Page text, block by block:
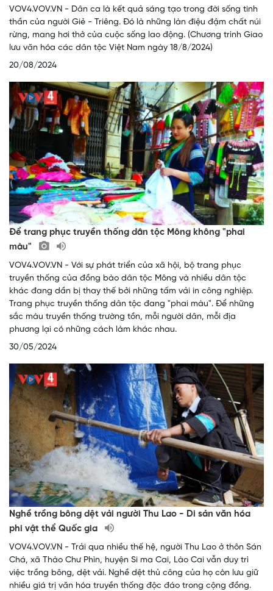
VOV4.VOV.VN - Dân ca là kết quả sáng tạo trong đời sống tinh
thần của người Giẻ - Triêng. Đó là những làn điệu đậm chất núi
rừng, mang hơi thở của cuộc sống lao động. (Chương trình Giao
lưu văn hóa các dân tộc Việt Nam ngày 18/8/2024)
20/08/2024
Để trang phục truyền thống dân tộc Mông không "phai
màu"
VOV4.VOV.VN - Với sự phát triển của xã hội, bộ trang phục
truyền thống của đồng bào dân tộc Mông và nhiều dân tộc
khác đang dần bị thay thế bởi những tấm vải in công nghiệp.
Trang phục truyền thống dân tộc đang "phai màu". Để những
sắc màu truyền thống trường tồn, mỗi người dân, mỗi địa
phương lại có những cách làm khác nhau.
30/05/2024
Nghề trồng bông dệt vải người Thu Lao - Di sản văn hóa
phi vật thể Quốc gia
VOV4.VOV.VN - Trải qua nhiều thế hệ, người Thu Lao ở thôn Sán
Chá, xã Thào Chư Phìn, huyện Si ma Cai, Lào Cai vẫn duy trì
việc trồng bông, dệt vải. Nghề dệt thủ công của họ còn lưu giữ
nhiều giá trị văn hóa truyền thống độc đáo trong cộng đồng.